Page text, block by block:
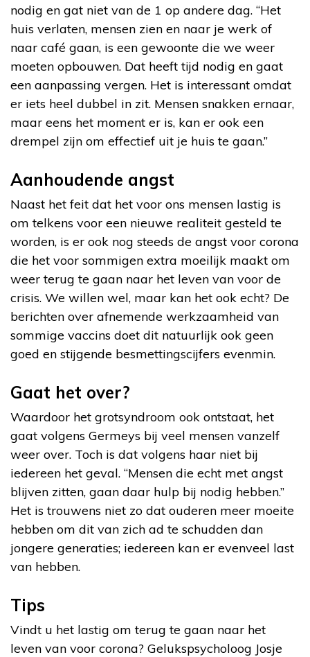
nodig en gat niet van de 1 op andere dag. “Het
huis verlaten, mensen zien en naar je werk of
naar café gaan, is een gewoonte die we weer
moeten opbouwen. Dat heeft tijd nodig en gaat
een aanpassing vergen. Het is interessant omdat
er iets heel dubbel in zit. Mensen snakken ernaar,
maar eens het moment er is, kan er ook een
drempel zijn om effectief uit je huis te gaan.”
Aanhoudende angst
Naast het feit dat het voor ons mensen lastig is
om telkens voor een nieuwe realiteit gesteld te
worden, is er ook nog steeds de angst voor corona
die het voor sommigen extra moeilijk maakt om
weer terug te gaan naar het leven van voor de
crisis. We willen wel, maar kan het ook echt? De
berichten over afnemende werkzaamheid van
sommige vaccins doet dit natuurlijk ook geen
goed en stijgende besmettingscijfers evenmin.
Gaat het over?
Waardoor het grotsyndroom ook ontstaat, het
gaat volgens Germeys bij veel mensen vanzelf
weer over. Toch is dat volgens haar niet bij
iedereen het geval. “Mensen die echt met angst
blijven zitten, gaan daar hulp bij nodig hebben.”
Het is trouwens niet zo dat ouderen meer moeite
hebben om dit van zich ad te schudden dan
jongere generaties; iedereen kan er evenveel last
van hebben.
Tips
Vindt u het lastig om terug te gaan naar het
leven van voor corona? Gelukspsycholoog Josje